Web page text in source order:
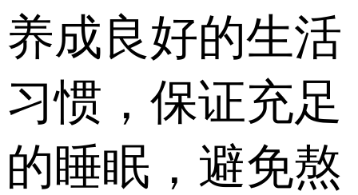
养成良好的生活
习惯，保证充足
的睡眠，避免熬